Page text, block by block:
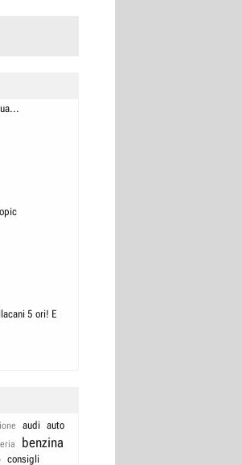
5 ori! E
audi auto
benzina
consigli